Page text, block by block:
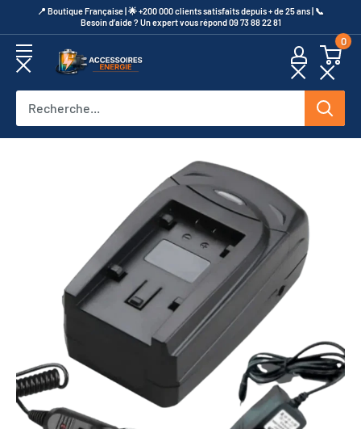
au
contenu
​📍​ Boutique Française | 🌟 +200 000 clients satisfaits depuis + de 25 ans | 📞​
Besoin d’aide ? Un expert vous répond 09 73 88 22 81
Accessoires
0